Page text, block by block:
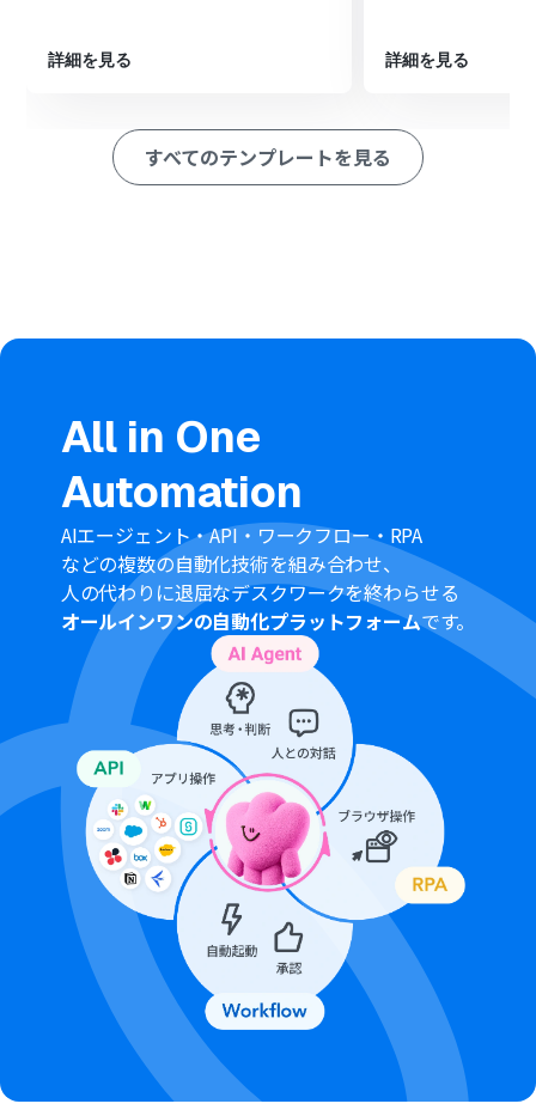
繰り返し処理の中で、スマレジ・タイムカードの「月別の
た給与明細を各従業員に自動で送付するように設定しま
※「トリガー」：フロー起動のきっかけとなるアクション、「オ
時（例：毎月25日の午前10時など）を任意に設定してく
で取得した情報を用いて設定してください
AI機能によるテキスト抽出では、取得した従業員情報の中
から、メールの宛先として利用するメールアドレスなど、
抽出したい項目を任意でカスタマイズ可能です
繰り返し処理機能では、取得した従業員リストの情報を
変数として利用し、処理を繰り返す対象範囲をカスタマ
イズしてください
Gmailでは、宛先や件名、本文を自由に設定できます。従
業員の氏名やメールアドレスなどを活用し、個別の内容
でメールを送るように設定してください
■注意事項
スマレジ・タイムカード、GmailのそれぞれとYoomを連
携してください。
Yoomとスマレジ・タイムカードの連携は、スマレジのマ
イアプリ登録方法をご参照ください。
「同じ処理を繰り返す」オペレーション間の操作は、チ
ームプラン・サクセスプランでのみご利用いただける機能
となっております。フリープラン・ミニプランの場合は設
定しているフローボットのオペレーションやデータコネ
クトはエラーとなりますので、ご注意ください。
チームプランやサクセスプランなどの有料プランは、2週
間の無料トライアルを行うことが可能です。無料トライア
ル中には制限対象のアプリや機能（オペレーション）を
使用することができます。
オペレーション数が5つを越えるフローボットを作成する
際は、ミニプラン以上のプランで設定可能です。フリープ
ランの場合はフローボットが起動しないため、ご注意く
ださい。
詳細を見る 詳細を見る
すべてのテンプレートを見る
All in One
Automation
AIエージェント・API・ワークフロー・RPA
などの複数の自動化技術を組み合わせ、
人の代わりに退屈なデスクワークを終わらせる
オールインワンの自動化プラットフォームです。